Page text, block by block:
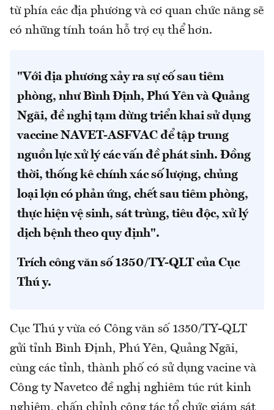
từ phía các địa phương và cơ quan chức năng sẽ
có những tính toán hỗ trợ cụ thể hơn.
"Với địa phương xảy ra sự cố sau tiêm
phòng, như Bình Định, Phú Yên và Quảng
Ngãi, đề nghị tạm dừng triển khai sử dụng
vaccine NAVET-ASFVAC để tập trung
nguồn lực xử lý các vấn đề phát sinh. Đồng
thời, thống kê chính xác số lượng, chủng
loại lợn có phản ứng, chết sau tiêm phòng,
thực hiện vệ sinh, sát trùng, tiêu độc, xử lý
dịch bệnh theo quy định".
Trích công văn số 1350/TY-QLT của Cục
Thú y.
Cục Thú y vừa có Công văn số 1350/TY-QLT
gửi tỉnh Bình Định, Phú Yên, Quảng Ngãi,
cùng các tỉnh, thành phố có sử dụng vacine và
Công ty Navetco đề nghị nghiêm túc rút kinh